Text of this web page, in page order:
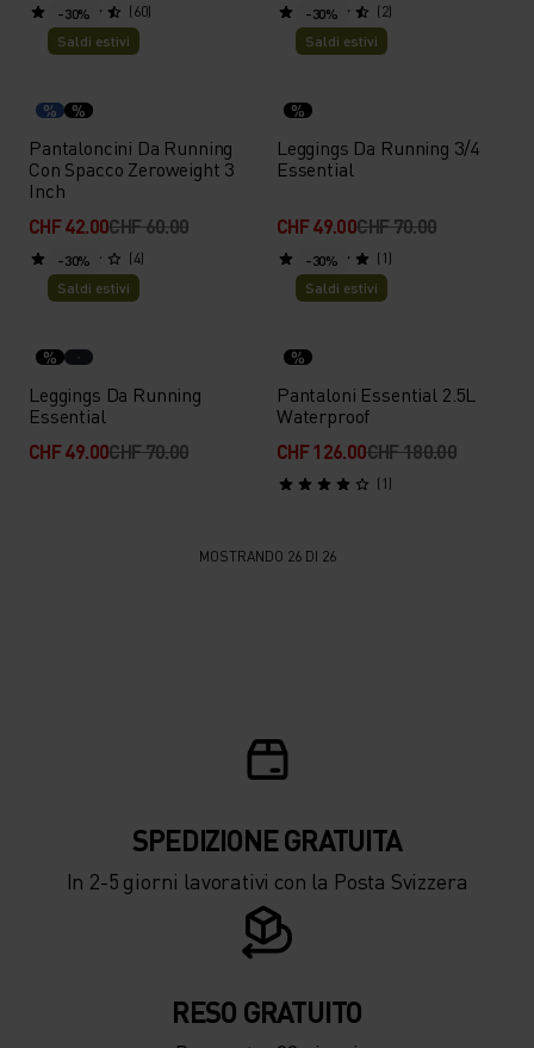
(60) (2)
-30%
Saldi estivi
% %
Pantaloncini Da Running
Con Spacco Zeroweight 3
Inch
CHF 42.00CHF 60.00
(4)
-30%
Saldi estivi
%
Leggings Da Running 3/4
Essential
CHF 49.00CHF 70.00
(1)
-30%
Saldi estivi
%
Leggings Da Running
Essential
CHF 49.00CHF 70.00
-30%
Saldi estivi
%
Pantaloni Essential 2.5L
Waterproof
CHF 126.00CHF 180.00
(1)
MOSTRANDO 26 DI 26
SPEDIZIONE ​​​​​​GRATUITA
In 2-5 giorni lavorativi con la Posta Svizzera
RESO GRATUITO